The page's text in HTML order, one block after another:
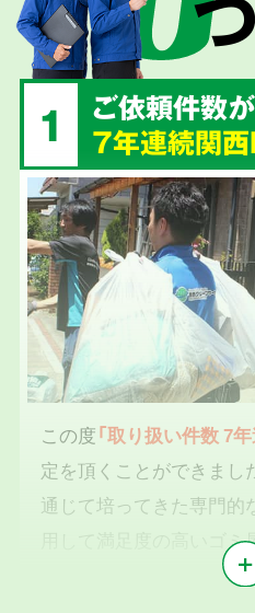
1
ご依頼件数
7年連続関
この度「取り扱い件数 7
定を頂くことができまし
通じて培ってきた専門的
用して満足度の高いゴミ